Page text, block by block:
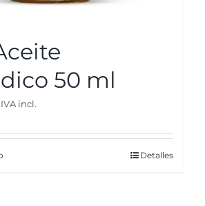
50 ml
IVA incl.
Detalles